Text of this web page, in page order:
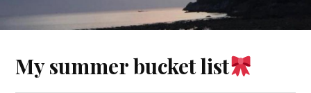
My summer bucket list